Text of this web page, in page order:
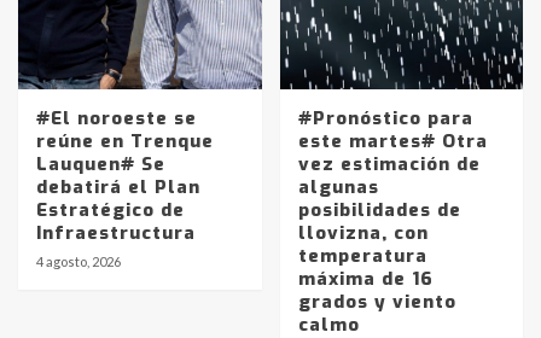
#El noroeste se
reúne en Trenque
Lauquen# Se
debatirá el Plan
Estratégico de
Infraestructura
4 agosto, 2026
#Pronóstico para
este martes# Otra
vez estimación de
algunas
posibilidades de
llovizna, con
temperatura
máxima de 16
grados y viento
calmo
4
Accidente en Ruta 5: falleció un
joven de Trenque Lauquen
5
Los precios de los combustibles en
La Pampa, desde YPF hasta Axion
entre 857 a 1338 pesos
La Bolsa de Cereales de Bahía
Blanca anticipa que Agosto vendrá
con lluvias y heladas, en gran parte